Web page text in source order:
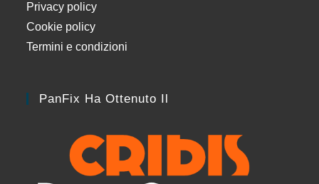
Privacy policy
Cookie policy
Termini e condizioni
PanFix Ha Ottenuto Il